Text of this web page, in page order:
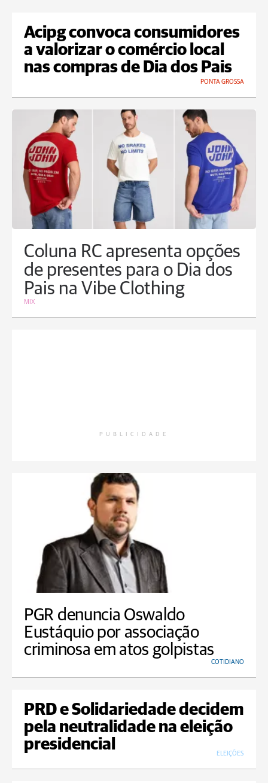
Acipg convoca consumidores
a valorizar o comércio local
nas compras de Dia dos Pais
PONTA GROSSA
Coluna RC apresenta opções
de presentes para o Dia dos
Pais na Vibe Clothing
MIX
PUBLICIDADE
PGR denuncia Oswaldo
Eustáquio por associação
criminosa em atos golpistas
COTIDIANO
PRD e Solidariedade decidem
pela neutralidade na eleição
presidencial
ELEIÇÕES